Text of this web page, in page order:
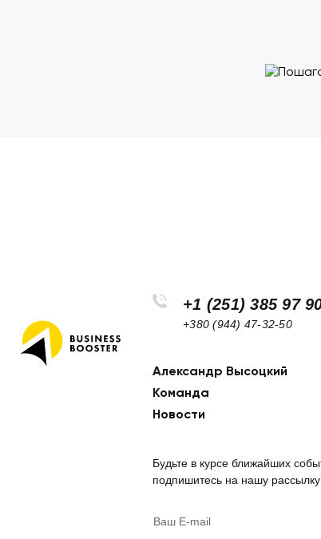
+1 (251) 385 97
+380 (944) 47-32-50
Footer
navigation
Александр Высоцкий
Команда
Новости
Будьте в курсе ближайших
подпишитесь на нашу